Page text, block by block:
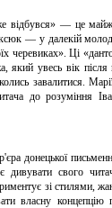
відбувся» — це
— у далекій
черевиках». Ці
який увесь вік
завалитися.
до розуміння
донецької
свого
зі стилями,
власну